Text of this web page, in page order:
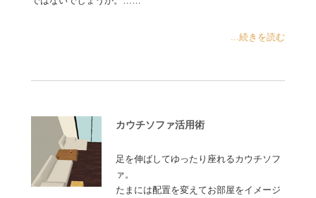
...続きを読む
カウチソファ活用術
足を伸ばしてゆったり座れるカウチソフ
ァ。
たまには配置を変えてお部屋をイメージ